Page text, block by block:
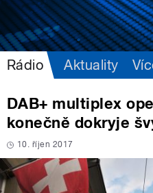
Rádio Aktuality
DAB+ multiplex
konečně dokryje
10. říjen 2017